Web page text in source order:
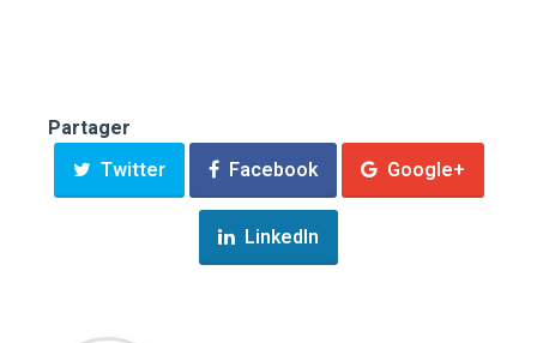
Partager
Twitter
Facebook Google+
LinkedIn